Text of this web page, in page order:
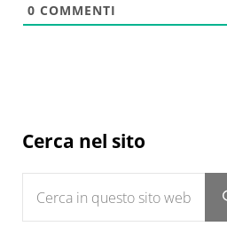
0 COMMENTI
Sidebar
Cerca nel sito